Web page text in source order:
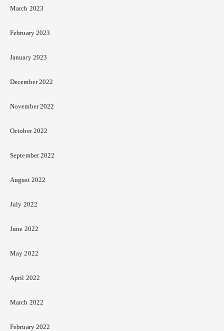
March 2023
February 2023
January 2023
December 2022
November 2022
October 2022
September 2022
August 2022
July 2022
June 2022
May 2022
April 2022
March 2022
February 2022